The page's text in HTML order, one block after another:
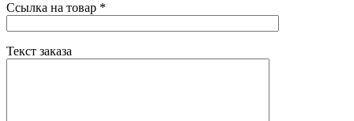
Ссылка на товар *
Текст заказа